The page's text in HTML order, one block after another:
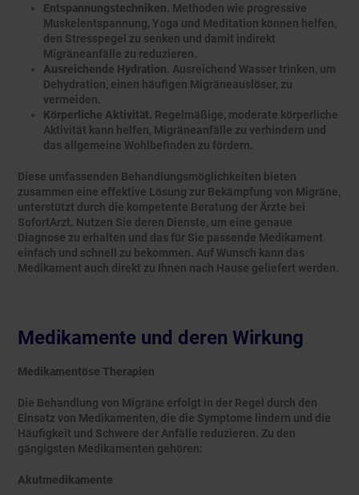
Entspannungstechniken. Methoden wie progressive
Muskelentspannung, Yoga und Meditation können helfen,
den Stresspegel zu senken und damit indirekt
Migräneanfälle zu reduzieren.
Ausreichende Hydration. Ausreichend Wasser trinken, um
Dehydration, einen häufigen Migräneauslöser, zu
vermeiden.
Körperliche Aktivität. Regelmäßige, moderate körperliche
Aktivität kann helfen, Migräneanfälle zu verhindern und
das allgemeine Wohlbefinden zu fördern.
Diese umfassenden Behandlungsmöglichkeiten bieten
zusammen eine effektive Lösung zur Bekämpfung von Migräne,
unterstützt durch die kompetente Beratung der Ärzte bei
SofortArzt. Nutzen Sie deren Dienste, um eine genaue
Diagnose zu erhalten und das für Sie passende Medikament
einfach und schnell zu bekommen. Auf Wunsch kann das
Medikament auch direkt zu Ihnen nach Hause geliefert werden.
Medikamente und deren Wirkung
Medikamentöse Therapien
Die Behandlung von Migräne erfolgt in der Regel durch den
Einsatz von Medikamenten, die die Symptome lindern und die
Häufigkeit und Schwere der Anfälle reduzieren. Zu den
gängigsten Medikamenten gehören:
Akutmedikamente